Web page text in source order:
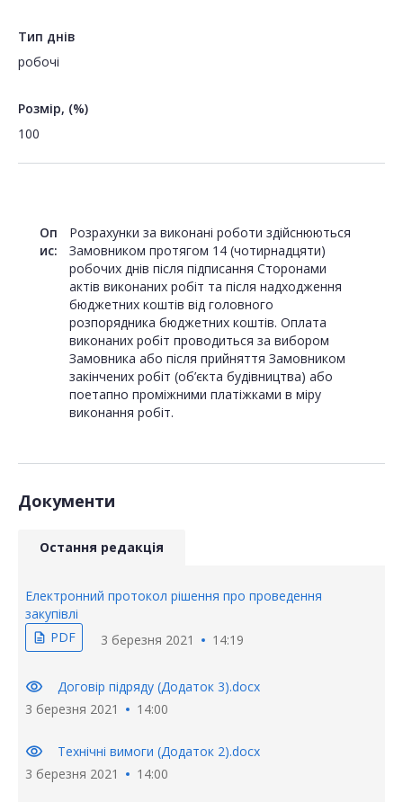
Тип днів
робочі
Розмір, (%)
100
Оп
ис:
Розрахунки за виконані роботи здійснюються
Замовником протягом 14 (чотирнадцяти)
робочих днів після підписання Сторонами
актів виконаних робіт та після надходження
бюджетних коштів від головного
розпорядника бюджетних коштів. Оплата
виконаних робіт проводиться за вибором
Замовника або після прийняття Замовником
закінчених робіт (об’єкта будівництва) або
поетапно проміжними платіжками в міру
виконання робіт.
Документи
Остання редакція
Електронний протокол рішення про проведення
закупівлі
description PDF 3 березня 2021 14:19
visibility
Договір підряду (Додаток 3).docx
3 березня 2021
14:00
visibility
Технічні вимоги (Додаток 2).docx
3 березня 2021
14:00